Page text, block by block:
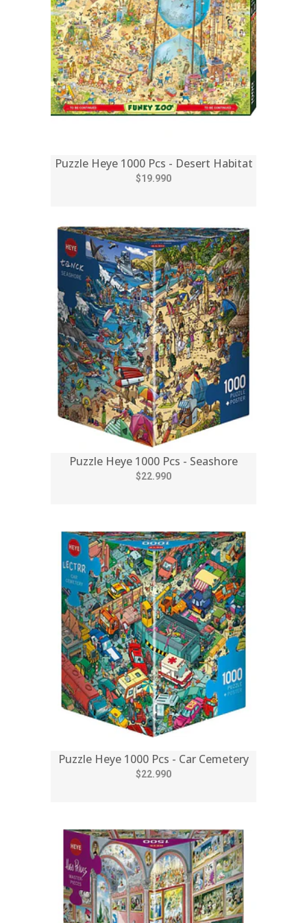
Puzzle Heye 1000 Pcs - Desert Habitat
$19.990
Puzzle Heye 1000 Pcs - Seashore
$22.990
Puzzle Heye 1000 Pcs - Car Cemetery
$22.990